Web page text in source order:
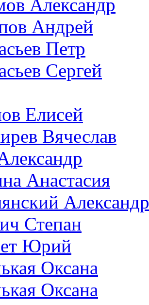
Александр
Андрей
Петр
Сергей
Елисей
Вячеслав
Анастасия
Александр
Степан
Юрий
Оксана
Оксана